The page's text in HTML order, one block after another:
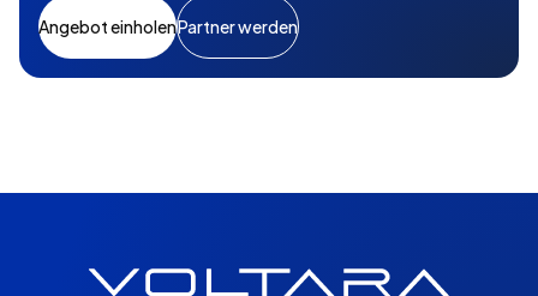
Angebot einholenPartner werden